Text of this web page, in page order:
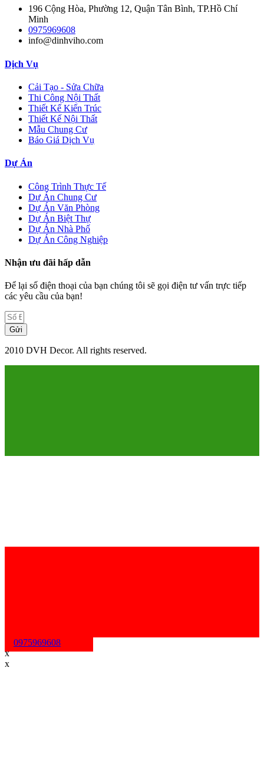
196 Cộng Hòa, Phường 12, Quận Tân Bình, TP.Hồ Chí
Minh
0975969608
info@dinhviho.com
Dịch Vụ
Cải Tạo - Sửa Chữa
Thi Công Nội Thất
Thiết Kế Kiến Trúc
Thiết Kế Nội Thất
Mẫu Chung Cư
Báo Giá Dịch Vụ
Dự Án
Công Trình Thực Tế
Dự Án Chung Cư
Dự Án Văn Phòng
Dự Án Biệt Thự
Dự Án Nhà Phố
Dự Án Công Nghiệp
Nhận ưu đãi hấp dẫn
Để lại số điện thoại của bạn chúng tôi sẽ gọi điện tư vấn trực tiếp
các yêu cầu của bạn!
Gửi
2010 DVH Decor. All rights reserved.
0975969608
x
x